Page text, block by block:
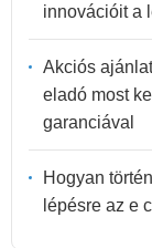
innovációit a
Akciós
eladó most
garanciával
Hogyan
lépésre az e